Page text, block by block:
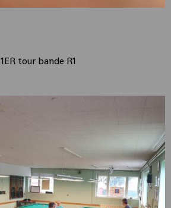
1ER tour bande R1